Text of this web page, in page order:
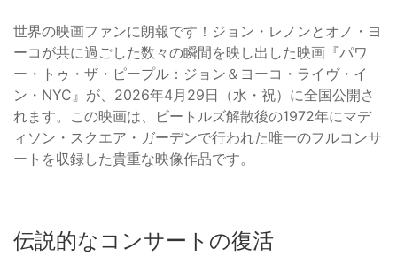
世界の映画ファンに朗報です！ジョン・レノンとオノ・ヨ
ーコが共に過ごした数々の瞬間を映し出した映画『パワ
ー・トゥ・ザ・ピープル：ジョン＆ヨーコ・ライヴ・イ
ン・NYC』が、2026年4月29日（水・祝）に全国公開さ
れます。この映画は、ビートルズ解散後の1972年にマデ
ィソン・スクエア・ガーデンで行われた唯一のフルコンサ
ートを収録した貴重な映像作品です。
伝説的なコンサートの復活